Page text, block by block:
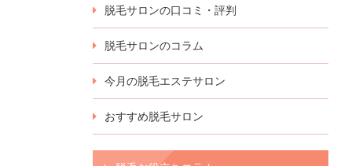
脱毛サロンの口コミ・評判
脱毛サロンのコラム
今月の脱毛エステサロン
おすすめ脱毛サロン